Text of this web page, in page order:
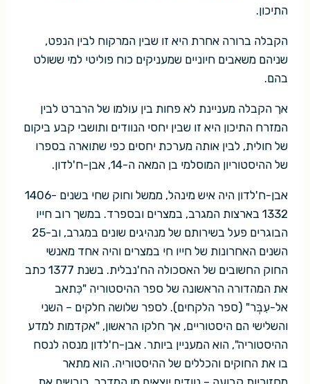
התיכון.
הקבלה ברורה אחרת היא זו שבין המרקוח לבין הנפט,
שניהם משאבים חיוניים שמעניקים כוח פוליטי למי ששולט
בהם.
אך הקבלה מעניינת לא פחות בין עולמו של הרברט לבין
המזרח התיכון היא זו שבין יחסי הנוודים ותושבי קבע ביקום
של חולית, לבין אותה מערכת יחסים כפי שתוארה בספרו
של ההיסטוריון המוסלמי בן המאה ה-14, אבן-ח'לדון.
אבן-ח'לדון היה איש מינהל, ממשל וחוק שחי בשנים 1406-
1332 בארצות המגרב, במצרים ובספרד. במשך רוב חייו
הבוגרים פעל בשירותם של מנהיגים שונים במגרב, וב-25
השנים האחרונות של חייו חי במצרים והיה אחד מאנשי
החוק החשובים של האסכולה הח'נבלית. בשנת 1377 כתב
את המהדורה הראשונה של ספר ההיסטוריה "כִּתאב
אל-עִבְּר" (ספר הלקחים). לספר שלושה חלקים – השני
והשלישי הם היסטוריים, אך חלקו הראשון, "אקדמות למדע
ההיסטוריה", הוא המעניין ביותר. אבן-ח'לדון מנסה לנסח
בו את החוקים והכללים של ההיסטוריה. הוא מתאר